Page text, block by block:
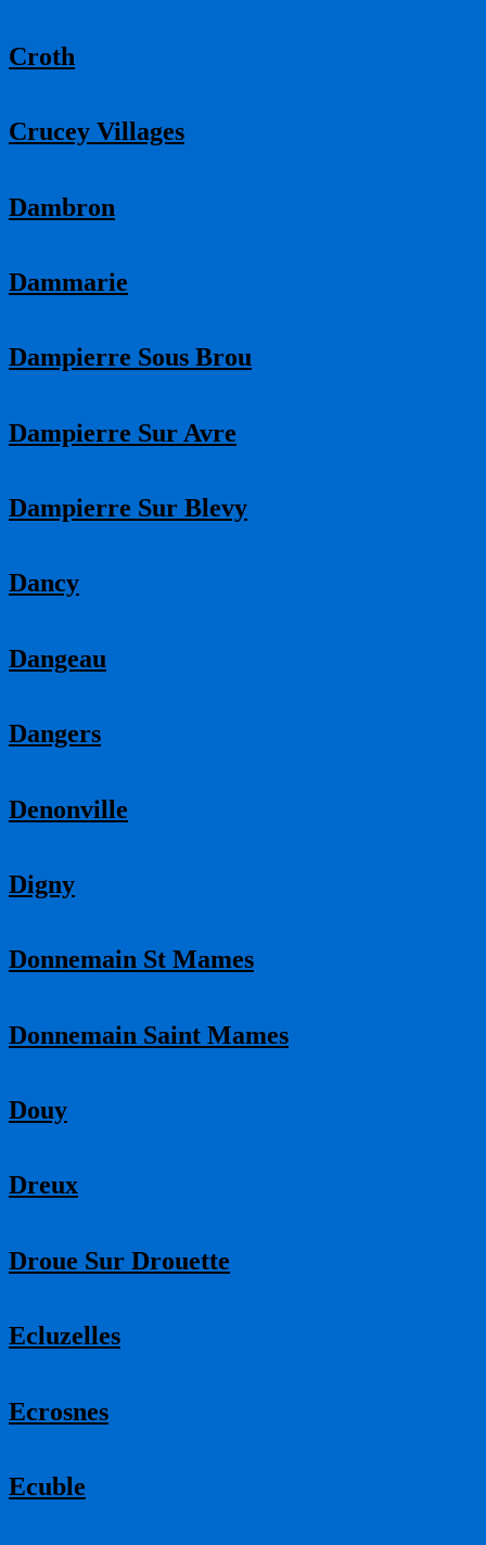
Croth
Crucey Villages
Dambron
Dammarie
Dampierre Sous Brou
Dampierre Sur Avre
Dampierre Sur Blevy
Dancy
Dangeau
Dangers
Denonville
Digny
Donnemain St Mames
Donnemain Saint Mames
Douy
Dreux
Droue Sur Drouette
Ecluzelles
Ecrosnes
Ecuble